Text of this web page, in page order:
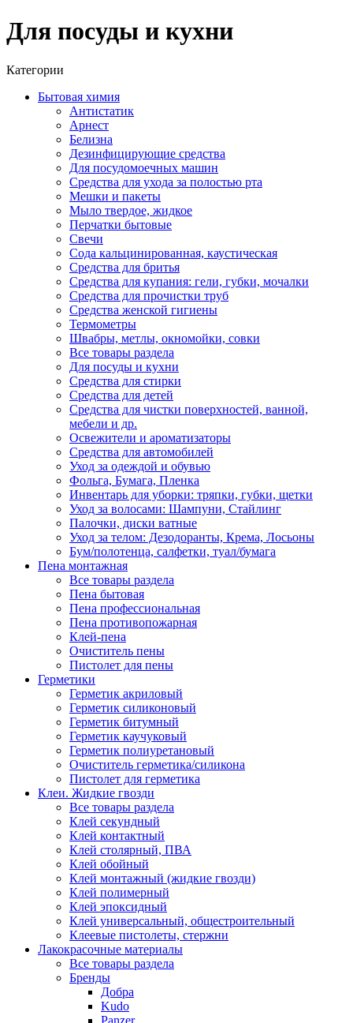
Для посуды и кухни
Категории
Бытовая химия
Антистатик
Арнест
Белизна
Дезинфицирующие средства
Для посудомоечных машин
Средства для ухода за полостью рта
Мешки и пакеты
Мыло твердое, жидкое
Перчатки бытовые
Свечи
Сода кальцинированная, каустическая
Средства для бритья
Средства для купания: гели, губки, мочалки
Средства для прочистки труб
Средства женской гигиены
Термометры
Швабры, метлы, окномойки, совки
Все товары раздела
Для посуды и кухни
Средства для стирки
Средства для детей
Средства для чистки поверхностей, ванной,
мебели и др.
Освежители и ароматизаторы
Средства для автомобилей
Уход за одеждой и обувью
Фольга, Бумага, Пленка
Инвентарь для уборки: тряпки, губки, щетки
Уход за волосами: Шампуни, Стайлинг
Палочки, диски ватные
Уход за телом: Дезодоранты, Крема, Лосьоны
Бум/полотенца, салфетки, туал/бумага
Пена монтажная
Все товары раздела
Пена бытовая
Пена профессиональная
Пена противопожарная
Клей-пена
Очиститель пены
Пистолет для пены
Герметики
Герметик акриловый
Герметик силиконовый
Герметик битумный
Герметик каучуковый
Герметик полиуретановый
Очиститель герметика/силикона
Пистолет для герметика
Клеи. Жидкие гвозди
Все товары раздела
Клей секундный
Клей контактный
Клей столярный, ПВА
Клей обойный
Клей монтажный (жидкие гвозди)
Клей полимерный
Клей эпоксидный
Клей универсальный, общестроительный
Клеевые пистолеты, стержни
Лакокрасочные материалы
Все товары раздела
Бренды
Добра
Kudo
Panzer